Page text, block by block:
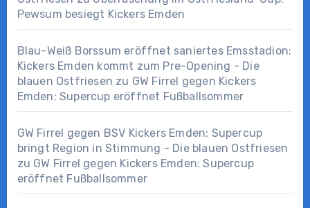
Pewsum besiegt Kickers Emden
Blau-Weiß Borssum eröffnet saniertes Emsstadion:
Kickers Emden kommt zum Pre-Opening - Die
blauen Ostfriesen zu GW Firrel gegen Kickers
Emden: Supercup eröffnet Fußballsommer
GW Firrel gegen BSV Kickers Emden: Supercup
bringt Region in Stimmung - Die blauen Ostfriesen
zu GW Firrel gegen Kickers Emden: Supercup
eröffnet Fußballsommer